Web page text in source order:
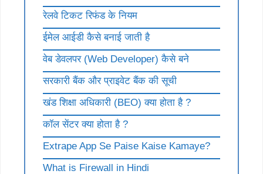
रेलवे टिकट रिफंड के नियम
ईमेल आईडी कैसे बनाई जाती है
वेब डेवलपर (Web Developer) कैसे बने
सरकारी बैंक और प्राइवेट बैंक की सूची
खंड शिक्षा अधिकारी (BEO) क्या होता है ?
कॉल सेंटर क्या होता है ?
Extrape App Se Paise Kaise Kamaye?
What is Firewall in Hindi